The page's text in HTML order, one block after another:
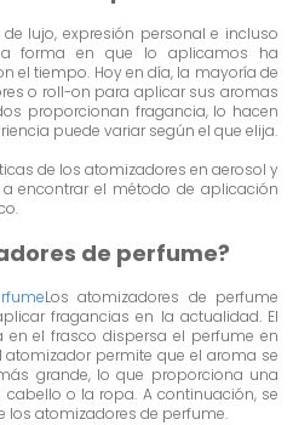
lujo, expresión personal e incluso
forma en que lo aplicamos ha
el tiempo. Hoy en día, la mayoría de
o roll-on para aplicar sus aromas
proporcionan fragancia, lo hacen
puede variar según el que elija.
de los atomizadores en aerosol y
encontrar el método de aplicación
de perfume?
Los atomizadores de perfume
fragancias en la actualidad. El
el frasco dispersa el perfume en
atomizador permite que el aroma se
grande, lo que proporciona una
o la ropa. A continuación, se
los atomizadores de perfume.